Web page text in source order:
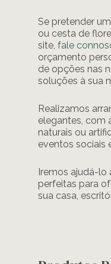
Se pretender
ou cesta de
site, fale
orçamento
de opções nas
soluções à sua
Realizamos
elegantes, com
naturais ou
eventos sociais
Iremos ajudá-lo
perfeitas para
sua casa,